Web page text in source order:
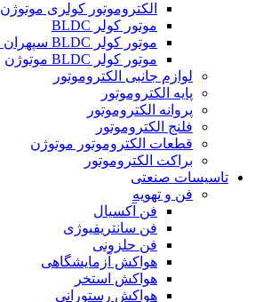
الکتروموتور کولری موتوژن
موتور کولر BLDC
موتور کولر BLDC سپهران موتور
موتور کولر BLDC موتوژن
لوازم جانبی الکتروموتور
پایه الکتروموتور
پروانه الکتروموتور
فلنج الکتروموتور
قطعات الکتروموتور موتوژن
براکت الکتروموتور
تاسیسات صنعتی
فن و تهویه
فن آکسیال
فن سانتریفیوژی
فن حلزونی
هواکش آزمایشگاهی
هواکش استخر
هواکش رستورانی